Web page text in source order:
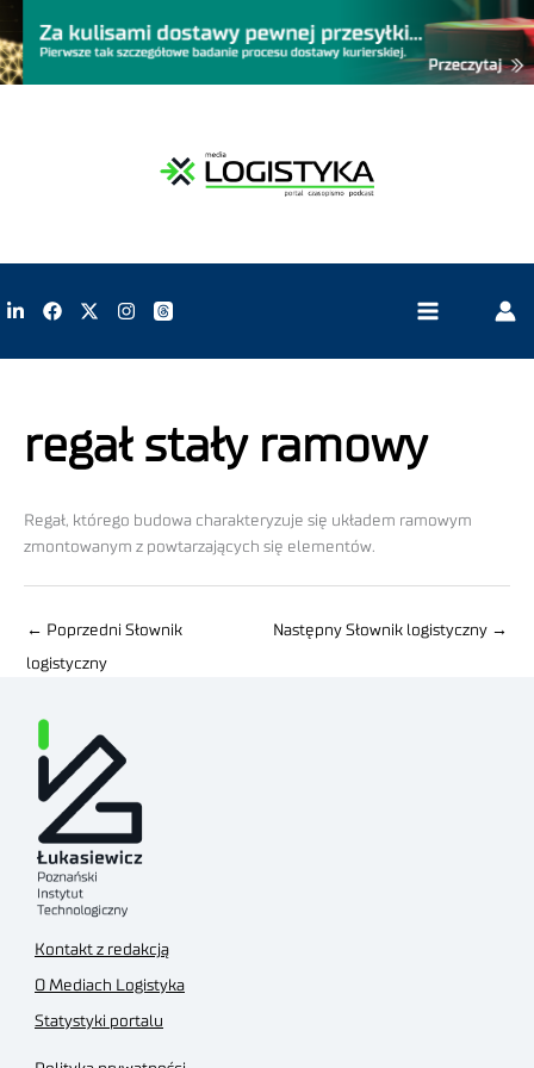
regał stały ramowy
Regał, którego budowa charakteryzuje się układem ramowym
zmontowanym z powtarzających się elementów.
← Poprzedni Słownik
logistyczny
Następny Słownik logistyczny →
Kontakt z redakcją
O Mediach Logistyka
Statystyki portalu